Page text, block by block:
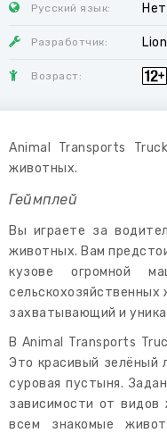
Русский язык: Нет
Разработчик:
Возраст:
Animal Transports
животных.
Геймплей
Вы играете за
животных. Вам
кузове огромной
захватывающий и
В Animal Transports
Это красивый зелёный
суровая пустыня.
зависимости от
всем знакомые